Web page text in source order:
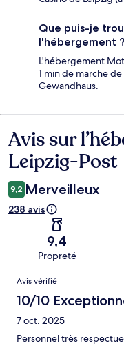
Que puis-je
l'hébergement ?
L'hébergement
1 min de marche
Gewandhaus.
Avis
Avis sur
Leipzig-Post
9,2 Merveilleux
238 avis
9,4
Propreté
Avis
Avis vérifié
10/10
7 oct. 2025
Personnel très